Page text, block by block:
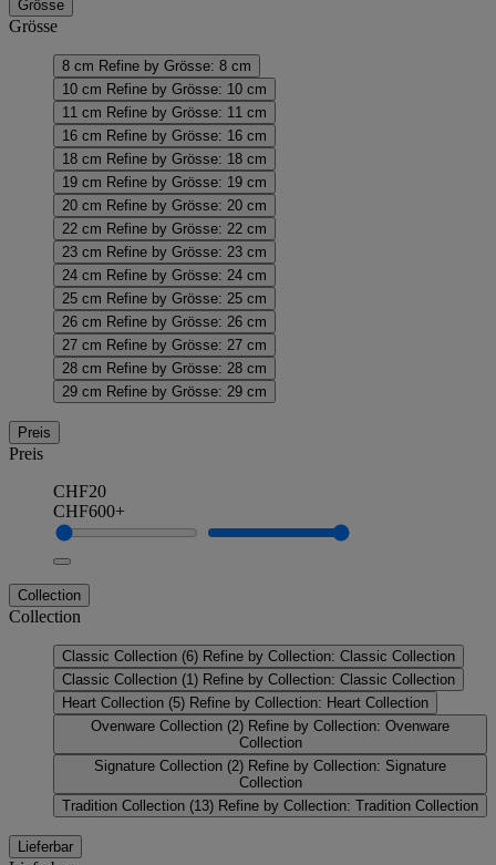
Grösse
Grösse
8 cm Refine by Grösse: 8 cm
10 cm Refine by Grösse: 10 cm
11 cm Refine by Grösse: 11 cm
16 cm Refine by Grösse: 16 cm
18 cm Refine by Grösse: 18 cm
19 cm Refine by Grösse: 19 cm
20 cm Refine by Grösse: 20 cm
22 cm Refine by Grösse: 22 cm
23 cm Refine by Grösse: 23 cm
24 cm Refine by Grösse: 24 cm
25 cm Refine by Grösse: 25 cm
26 cm Refine by Grösse: 26 cm
27 cm Refine by Grösse: 27 cm
28 cm Refine by Grösse: 28 cm
29 cm Refine by Grösse: 29 cm
Preis
Preis
CHF20
CHF600+
Collection
Collection
Classic Collection (6) Refine by Collection: Classic Collection
Classic Collection (1) Refine by Collection: Classic Collection
Heart Collection (5) Refine by Collection: Heart Collection
Ovenware Collection (2) Refine by Collection: Ovenware
Collection
Signature Collection (2) Refine by Collection: Signature
Collection
Tradition Collection (13) Refine by Collection: Tradition Collection
Lieferbar